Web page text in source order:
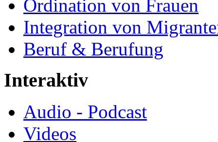
Ordination von Frauen
Integration von
Beruf & Berufung
Interaktiv
Audio - Podcast
Videos